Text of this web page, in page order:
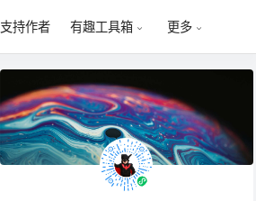
支持作者 有趣工具箱 更多